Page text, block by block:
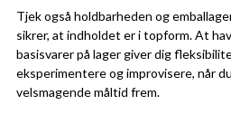
Tjek også holdbarheden og
sikrer, at indholdet er i topform. At
basisvarer på lager giver dig
eksperimentere og improvisere, når
velsmagende måltid frem.